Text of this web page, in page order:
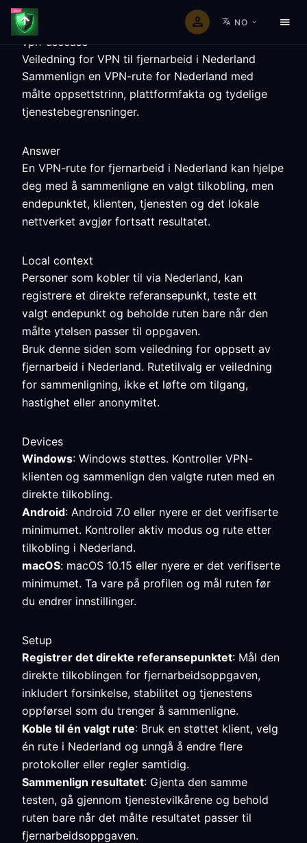
NO
vpn-usecase
Veiledning for VPN til fjernarbeid i Nederland
Sammenlign en VPN-rute for Nederland med
målte oppsettstrinn, plattformfakta og tydelige
tjenestebegrensninger.
Answer
En VPN-rute for fjernarbeid i Nederland kan hjelpe
deg med å sammenligne en valgt tilkobling, men
endepunktet, klienten, tjenesten og det lokale
nettverket avgjør fortsatt resultatet.
Local context
Personer som kobler til via Nederland, kan
registrere et direkte referansepunkt, teste ett
valgt endepunkt og beholde ruten bare når den
målte ytelsen passer til oppgaven.
Bruk denne siden som veiledning for oppsett av
fjernarbeid i Nederland. Rutetilvalg er veiledning
for sammenligning, ikke et løfte om tilgang,
hastighet eller anonymitet.
Devices
Windows: Windows støttes. Kontroller VPN-
klienten og sammenlign den valgte ruten med en
direkte tilkobling.
Android: Android 7.0 eller nyere er det verifiserte
minimumet. Kontroller aktiv modus og rute etter
tilkobling i Nederland.
macOS: macOS 10.15 eller nyere er det verifiserte
minimumet. Ta vare på profilen og mål ruten før
du endrer innstillinger.
Setup
Registrer det direkte referansepunktet: Mål den
direkte tilkoblingen for fjernarbeidsoppgaven,
inkludert forsinkelse, stabilitet og tjenestens
oppførsel som du trenger å sammenligne.
Koble til én valgt rute: Bruk en støttet klient, velg
én rute i Nederland og unngå å endre flere
protokoller eller regler samtidig.
Sammenlign resultatet: Gjenta den samme
testen, gå gjennom tjenestevilkårene og behold
ruten bare når det målte resultatet passer til
fjernarbeidsoppgaven.